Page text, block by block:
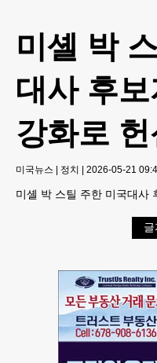
미셸 박
대사 후
강화로
미국뉴스 | 정치 | 2026-05-21
미셸 박 스틸 주한 미국대사
글